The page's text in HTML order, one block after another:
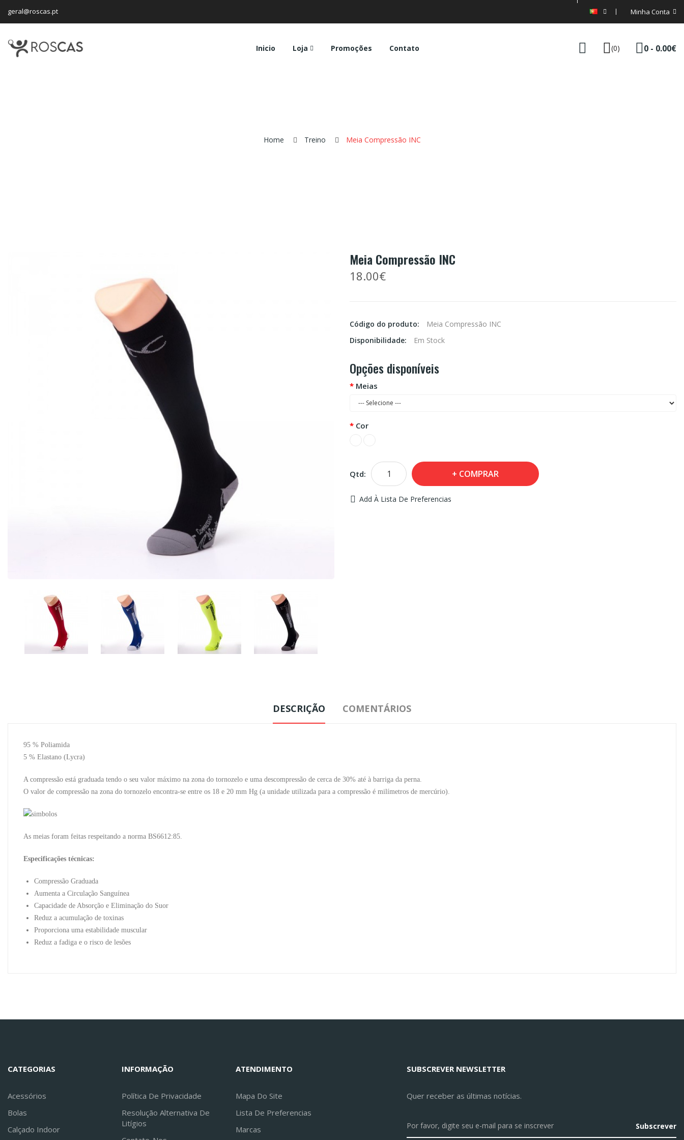
geral@roscas.pt Minha Conta
Inicio Loja Promoções Contato (0) 0 - 0.00€
Home Treino Meia Compressão INC
Meia Compressão INC
18.00€
Código do produto:
Meia Compressão INC
Disponibilidade:
Em Stock
Opções disponíveis
Meias
Cor
Qtd: COMPRAR
Add À Lista De Preferencias
DESCRIÇÃO COMENTÁRIOS
95 % Poliamida
5 % Elastano (Lycra)
A compressão está graduada tendo o seu valor máximo na zona do tornozelo e uma descompressão de cerca de 30% até à barriga da perna.
O valor de compressão na zona do tornozelo encontra-se entre os 18 e 20 mm Hg (a unidade utilizada para a compressão é milímetros de mercúrio).
As meias foram feitas respeitando a norma BS6612:85.
Especificações técnicas:
Compressão Graduada
Aumenta a Circulação Sanguínea
Capacidade de Absorção e Eliminação do Suor
Reduz a acumulação de toxinas
Proporciona uma estabilidade muscular
Reduz a fadiga e o risco de lesões
CATEGORIAS
Acessórios
Bolas
Calçado Indoor
INFORMAÇÃO
Política De Privacidade
Resolução Alternativa De
Litígios
ATENDIMENTO
Mapa Do Site
Lista De Preferencias
Marcas
SUBSCREVER NEWSLETTER
Quer receber as últimas notícias.
Subscrever